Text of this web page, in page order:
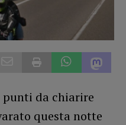
punti da chiarire
questa notte